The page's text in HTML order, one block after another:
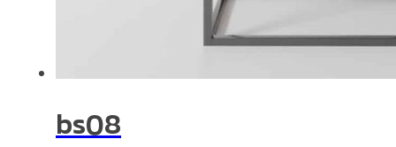
bs08